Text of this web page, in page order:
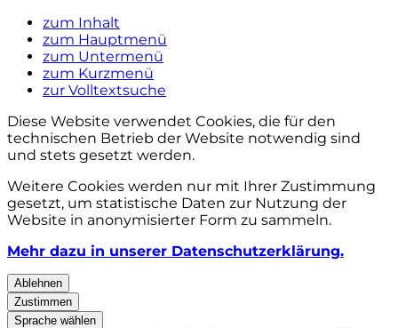
zum Inhalt
zum Hauptmenü
zum Untermenü
zum Kurzmenü
zur Volltextsuche
Diese Website verwendet Cookies, die für den
technischen Betrieb der Website notwendig sind
und stets gesetzt werden.
Weitere Cookies werden nur mit Ihrer Zustimmung
gesetzt, um statistische Daten zur Nutzung der
Website in anonymisierter Form zu sammeln.
Mehr dazu in unserer Datenschutzerklärung.
Ablehnen
Zustimmen
Sprache wählen